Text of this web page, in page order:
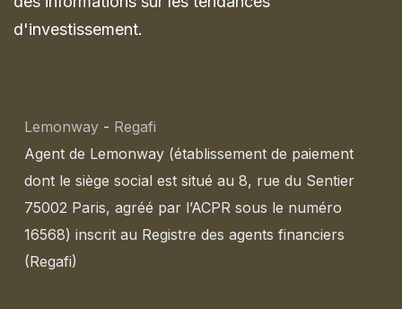
d'investissement.
Lemonway - Regafi
Agent de Lemonway (établissement de paiement
dont le siège social est situé au 8, rue du Sentier
75002 Paris, agréé par l’ACPR sous le numéro
16568) inscrit au Registre des agents financiers
(Regafi)